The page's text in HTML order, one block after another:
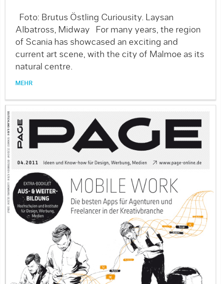
Foto: Brutus Östling Curiousity. Laysan
Albatross, Midway For many years, the region
of Scania has showcased an exciting and
current art scene, with the city of Malmoe as its
natural centre.
MEHR